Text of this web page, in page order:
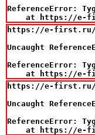
ReferenceError:
at https://e-
https://e-first.ru/
Uncaught
ReferenceError:
at https://e-
https://e-first.ru/
Uncaught
ReferenceError:
at https://e-